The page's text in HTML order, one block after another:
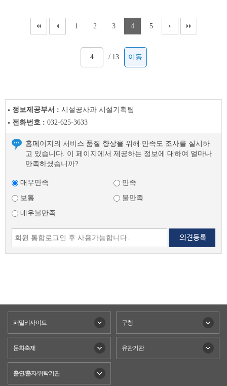
1 2 3 4 5
/ 13 이동
정보제공부서 : 시설공사과 시설기획팀
전화번호 : 032-625-3633
홈페이지의 서비스 품질 향상을 위해 만족도 조사를 실시하
고 있습니다. 이 페이지에서 제공하는 정보에 대하여 얼마나
만족하셨습니까?
매우만족
만족
보통
불만족
매우불만족
패밀리사이트 구청
문화축제 유관기관
출연/출자/위탁기관